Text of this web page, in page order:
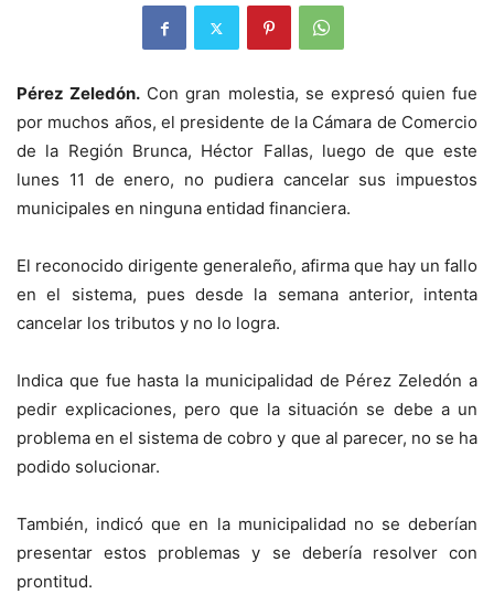
Pérez Zeledón. Con gran molestia, se expresó quien fue
por muchos años, el presidente de la Cámara de Comercio
de la Región Brunca, Héctor Fallas, luego de que este
lunes 11 de enero, no pudiera cancelar sus impuestos
municipales en ninguna entidad financiera.
El reconocido dirigente generaleño, afirma que hay un fallo
en el sistema, pues desde la semana anterior, intenta
cancelar los tributos y no lo logra.
Indica que fue hasta la municipalidad de Pérez Zeledón a
pedir explicaciones, pero que la situación se debe a un
problema en el sistema de cobro y que al parecer, no se ha
podido solucionar.
También, indicó que en la municipalidad no se deberían
presentar estos problemas y se debería resolver con
prontitud.